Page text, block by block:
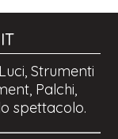
Strumenti
Palchi,
spettacolo.